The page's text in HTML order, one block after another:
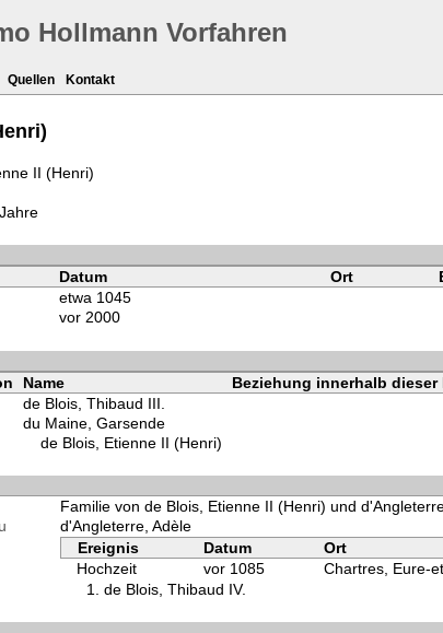
Hollmann Vorfahren
Quellen Kontakt
II (Henri)
Datum Ort
etwa 1045
vor 2000
Name
Beziehung innerhalb
de Blois, Thibaud III.
du Maine, Garsende
de Blois, Etienne II (Henri)
Familie von de Blois, Etienne II (Henri) und
d'Angleterre, Adèle
Ereignis
Datum Ort
Hochzeit
vor 1085
Chartres, Eure-
de Blois, Thibaud IV.